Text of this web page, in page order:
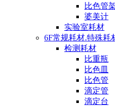
比色管
婆美计
实验室耗材
6F常规耗材.特殊耗
检测耗材
比重瓶
比色皿
比色管
滴定管
滴定台